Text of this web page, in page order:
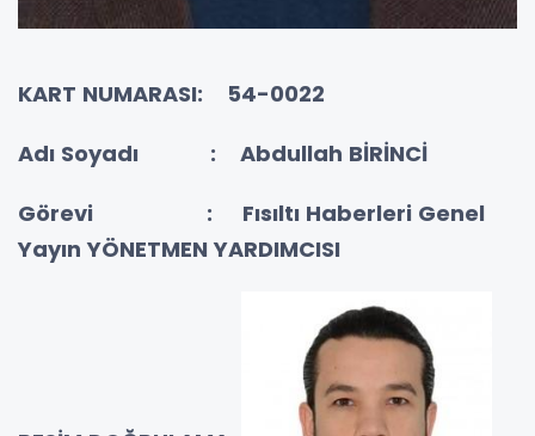
KART NUMARASI: 54-0022
Adı Soyadı : Abdullah BİRİNCİ
Görevi :
Fısıltı Haberleri Genel
Yayın YÖNETMEN YARDIMCISI